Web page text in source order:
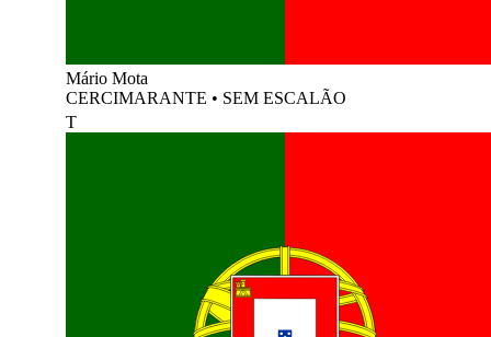
Mário Mota
CERCIMARANTE • SEM ESCALÃO
T